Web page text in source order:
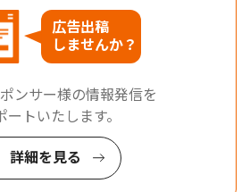
広告出稿
しませんか？
ンサー様の情報発信を
ートいたします。
詳細を見る